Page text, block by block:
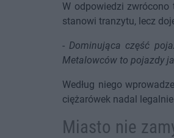
W odpowiedzi
stanowi tranzytu, lecz
-Dominująca część
Metalowców to pojazdy
Według niego
ciężarówek nadal
Miasto nie